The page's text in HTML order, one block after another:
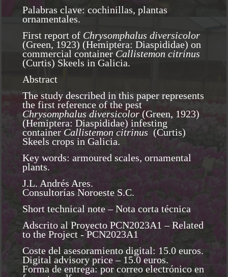
Palabras clave: cochinillas, plantas
ornamentales.
First report of Chrysomphalus diversicolor
(Green, 1923) (Hemiptera: Diaspididae) on
commercial container Callistemon citrinus
(Curtis) Skeels in Galicia.
Abstract
The study described in this paper represents
the first reference of the pest
Chrysomphalus diversicolor (Green, 1923)
(Hemiptera: Diaspididae) infesting
container Callistemon citrinus (Curtis)
Skeels crops in Galicia.
Key words: armoured scales, ornamental
plants.
J.L. Andrés Ares.
Consultorías Noroeste S.C.
Short technical note – Nota corta técnica
Adscrito al Proyecto PCN2023A1 – Related
to the Project - PCN2023A1
Coste del asesoramiento digital: 15.0 euros.
Digital advisory price – 15.0 euros.
Forma de entrega: por correo electrónico en